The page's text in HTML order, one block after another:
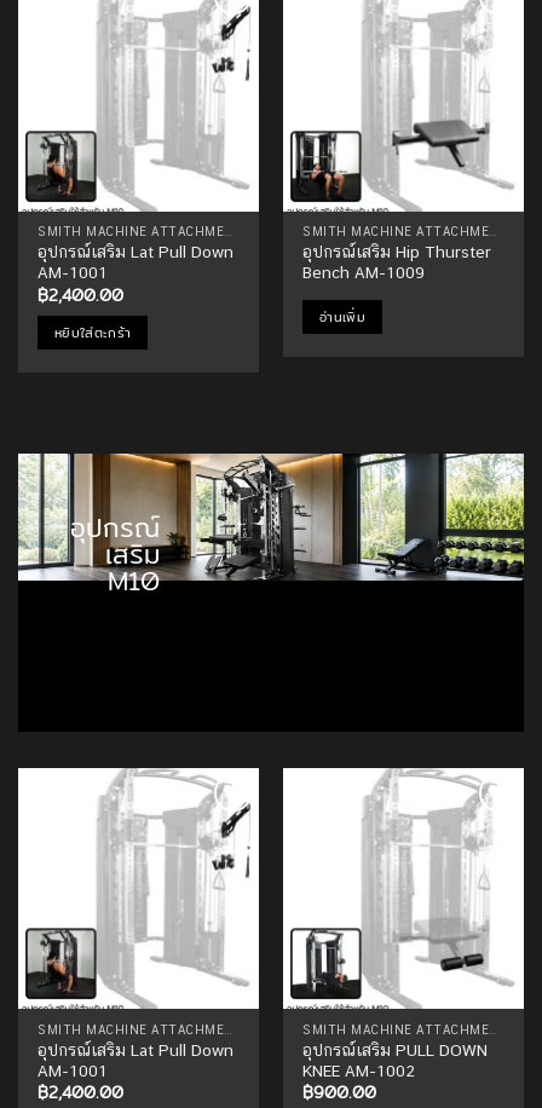
Add to
Wishlist
SMITH MACHINE ATTACHMENTS
อุปกรณ์เสริม Lat Pull Down
AM-1001
฿2,400.00
หยิบใส่ตะกร้า
Add to
Wishlist
SMITH MACHINE ATTACHMENTS
อุปกรณ์เสริม Hip Thurster
Bench AM-1009
อ่านเพิ่ม
อุปกรณ์
เสริม
M10
Add to
Wishlist
อุปกรณ์เสริม Lat Pull Down
AM-1001
฿2,400.00
Add to
Wishlist
อุปกรณ์เสริม PULL DOWN
KNEE AM-1002
฿900.00